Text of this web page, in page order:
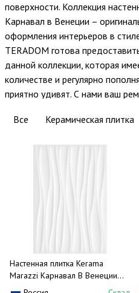
поверхности. Коллекция
Карнавал в Венеции –
оформления интерьеров в
TERADOM готова
данной коллекции, которая
количестве и регулярно
приятно удивят. С нами ваш
Все
Керамическая плитка
Настенная плитка Kerama
Marazzi Карнавал В Венеции
Белый Стр. 8275 20х30